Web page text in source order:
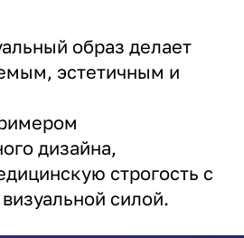
образ делает
эстетичным и
дизайна,
строгость с
силой.